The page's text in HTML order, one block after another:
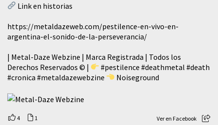
Link en historias
https://metaldazeweb.com/pestilence-en-vivo-en-
argentina-el-sonido-de-la-perseverancia/
| Metal-Daze Webzine | Marca Registrada | Todos los
Derechos Reservados © |
#pestilence #deathmetal #death
#cronica #metaldazewebzine Noiseground
4 1 Ver en Facebook